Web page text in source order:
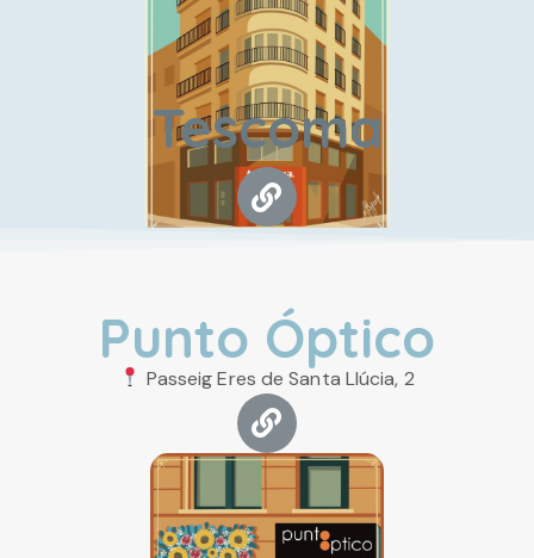
Tescoma
Punto Óptico
Passeig Eres de Santa Llúcia, 2